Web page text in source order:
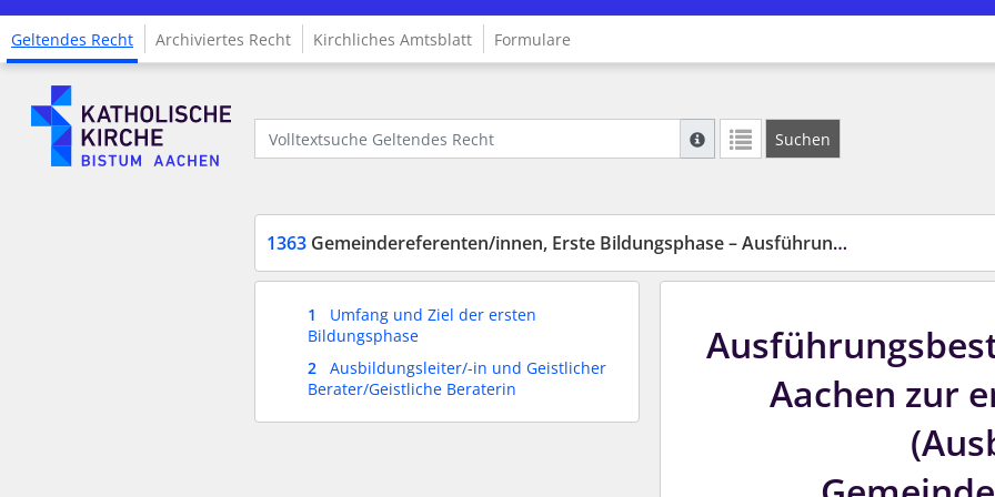
Logo Fachinformationssystem Kirchenrecht
Geltendes Recht Archiviertes Recht Kirchliches Amtsblatt Formulare
Volltextsuche Geltendes Recht
Suche mit Platzhalter "*", Bsp. Pfarrer*,
Suchen
1363 Gemeindereferenten/innen, Erste Bildungsphase – Ausführungsbestimmungen
1
Umfang und Ziel der ersten
Bildungsphase
2
Ausbildungsleiter/-in und Geistlicher
Berater/Geistliche Beraterin
Aachen zur